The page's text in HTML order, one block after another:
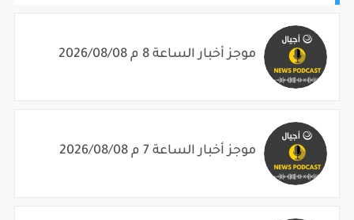
موجز أخبار الساعة 8 م 2026/08/08
موجز أخبار الساعة 7 م 2026/08/08